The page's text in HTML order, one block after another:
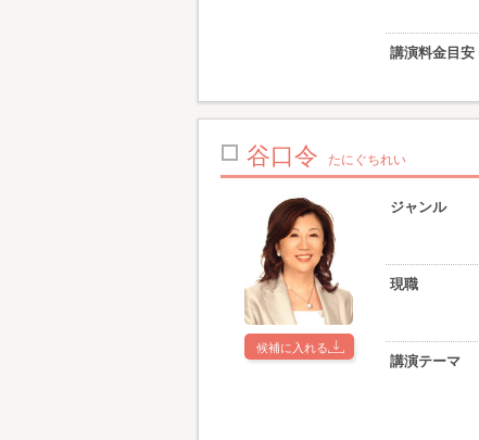
講演料金目安
谷口令 たにぐちれい
候補に入れる
ジャンル
現職
講演テーマ